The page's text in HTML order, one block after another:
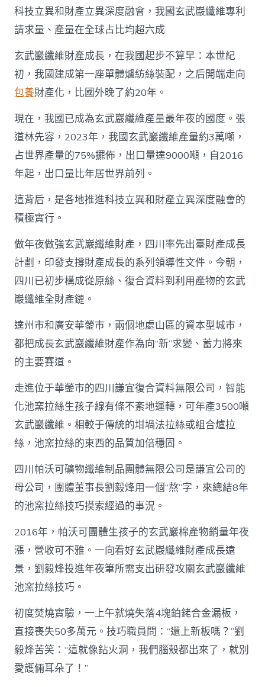
科技立異和財產立異深度融會，我國玄武巖纖維專利
請求量、產量在全球占比均超六成
玄武巖纖維財產成長，在我國起步不算早：本世紀
初，我國建成第一座單體爐紡絲裝配，之后開端走向
包養財產化，比國外晚了約20年。
現在，我國已成為玄武巖纖維產量最年夜的國度。張
道林先容，2023年，我國玄武巖纖維產量約3萬噸，
占世界產量的75%擺佈，出口量達9000噸，自2016
年起，出口量比年居世界前列。
這背后，是各地推進科技立異和財產立異深度融會的
積極實行。
做年夜做強玄武巖纖維財產，四川率先出臺財產成長
計劃，印發支撐財產成長的系列領導性文件。今朝，
四川已初步構成從原絲、復合資料到利用產物的玄武
巖纖維全財產鏈。
達州市和廣安華鎣市，兩個地處山區的資本型城市，
都把成長玄武巖纖維財產作為向“新”求變、蓄力將來
的主要賽道。
走進位于華鎣市的四川謙宜復合資料無限公司，智能
化池窯拉絲生孩子線有條不紊地運轉，可年產3500噸
玄武巖纖維。相較于傳統的坩堝法拉絲或組合爐拉
絲，池窯拉絲的東西的品質加倍穩固。
四川帕沃可礦物纖維制品團體無限公司是謙宜公司的
母公司，團體董事長劉毅烽用一個“熬”字，來總結8年
的池窯拉絲技巧摸索經過的事況。
2016年，帕沃可團體生孩子的玄武巖棉產物銷量年夜
漲，營收可不雅。一向看好玄武巖纖維財產成長遠
景，劉毅烽投進年夜筆所需支出研發攻關玄武巖纖維
池窯拉絲技巧。
初度焚燒實驗，一上午就燒失落4塊鉑銠合金漏板，
直接喪失50多萬元。技巧職員問：“還上新板嗎？”劉
毅烽苦笑：“這就像鉆火洞，我們腦殼都出來了，就別
愛護倆耳朵了！”